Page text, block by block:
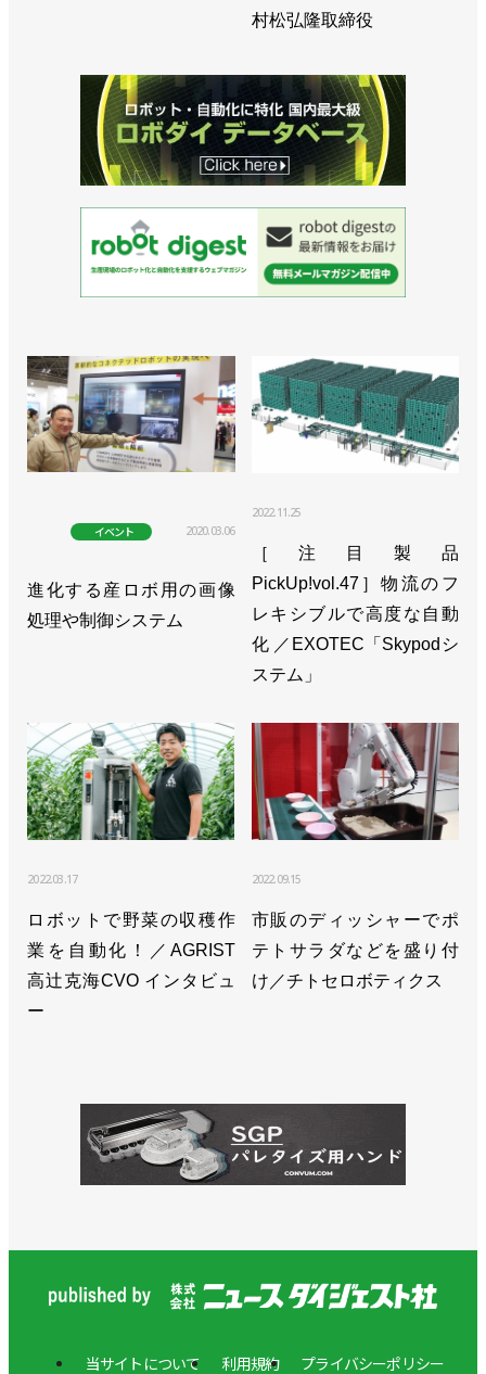
村松弘隆取締役
イベント 2020.03.06
進化する産ロボ用の画像
処理や制御システム
2022.11.25
［注目製品
PickUp!vol.47］物流のフ
レキシブルで高度な自動
化 ／EXOTEC「Skypodシ
ステム」
2022.03.17
ロボットで野菜の収穫作
業を自動化！／AGRIST
高辻克海CVO インタビュ
ー
2022.09.15
市販のディッシャーでポ
テトサラダなどを盛り付
け／チトセロボティクス
当サイトについて 利用規約 プライバシーポリシー